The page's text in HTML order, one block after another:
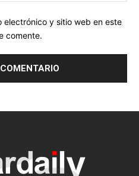
electrónico y sitio web en este
comente.